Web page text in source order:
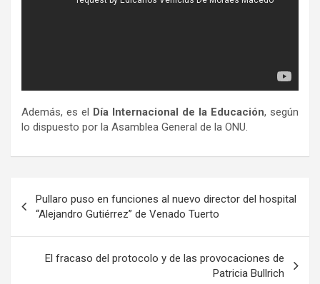
Además, es el Día Internacional de la Educación, según
lo dispuesto por la Asamblea General de la ONU.
de
entradas
Pullaro puso en funciones al nuevo director del hospital
“Alejandro Gutiérrez” de Venado Tuerto
El fracaso del protocolo y de las provocaciones de
Patricia Bullrich